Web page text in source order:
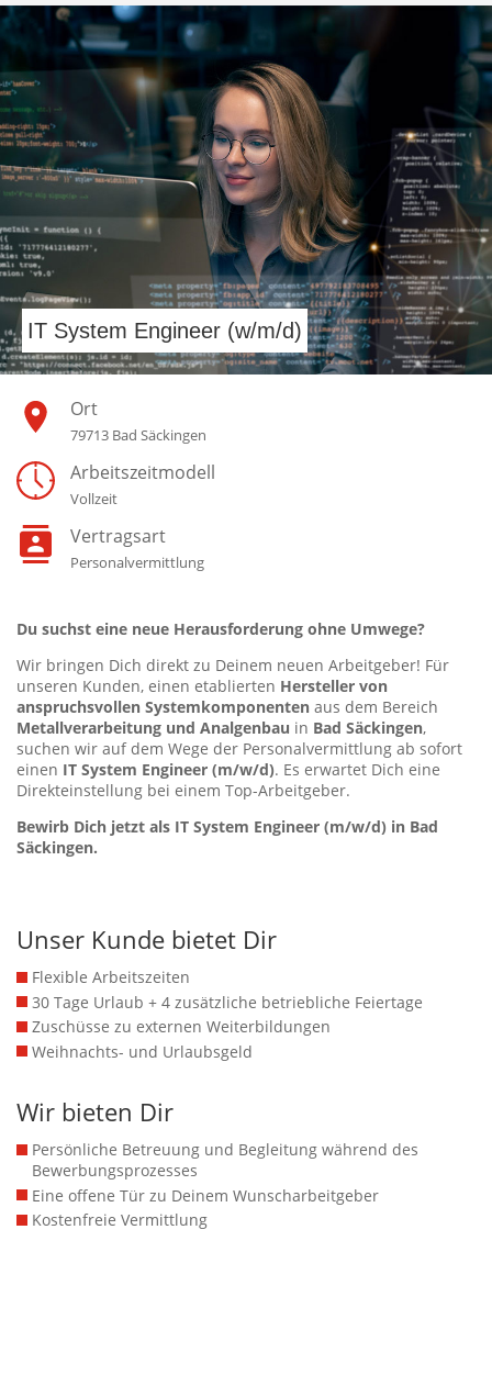
IT System Engineer (w/m/d)
Ort
79713 Bad Säckingen
Arbeitszeitmodell
Vollzeit
Vertragsart
Personalvermittlung
Du suchst eine neue Herausforderung ohne Umwege?
Wir bringen Dich direkt zu Deinem neuen Arbeitgeber! Für
unseren Kunden, einen etablierten Hersteller von
anspruchsvollen Systemkomponenten aus dem Bereich
Metallverarbeitung und Analgenbau in Bad Säckingen,
suchen wir auf dem Wege der Personalvermittlung ab sofort
einen IT System Engineer (m/w/d). Es erwartet Dich eine
Direkteinstellung bei einem Top-Arbeitgeber.
Bewirb Dich jetzt als IT System Engineer (m/w/d) in Bad
Säckingen.
Unser Kunde bietet Dir
Flexible Arbeitszeiten
30 Tage Urlaub + 4 zusätzliche betriebliche Feiertage
Zuschüsse zu externen Weiterbildungen
Weihnachts- und Urlaubsgeld
Wir bieten Dir
Persönliche Betreuung und Begleitung während des
Bewerbungsprozesses
Eine offene Tür zu Deinem Wunscharbeitgeber
Kostenfreie Vermittlung